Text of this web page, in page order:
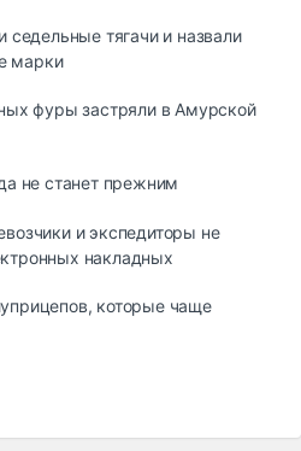
седельные тягачи и назвали
марки
фуры застряли в Амурской
не станет прежним
и экспедиторы не
накладных
которые чаще